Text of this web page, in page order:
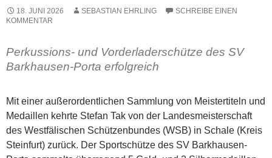
18. JUNI 2026 SEBASTIAN EHRLING
SCHREIBE EINEN
KOMMENTAR
Perkussions- und Vorderladerschütze des SV
Barkhausen-Porta erfolgreich
Mit einer außerordentlichen Sammlung von Meistertiteln und
Medaillen kehrte Stefan Tak von der Landesmeisterschaft
des Westfälischen Schützenbundes (WSB) in Schale (Kreis
Steinfurt) zurück. Der Sportschütze des SV Barkhausen-